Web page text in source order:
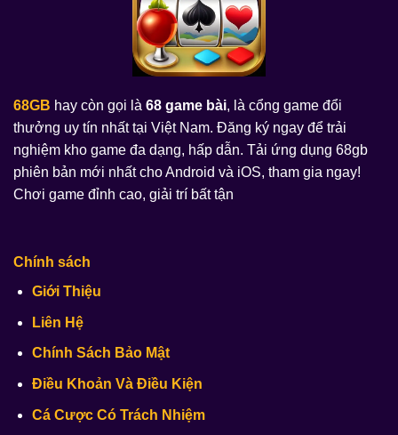
Tiền
Thật
68GB hay còn gọi là 68 game bài, là cổng game đổi
thưởng uy tín nhất tại Việt Nam. Đăng ký ngay để trải
nghiệm kho game đa dạng, hấp dẫn. Tải ứng dụng 68gb
phiên bản mới nhất cho Android và iOS, tham gia ngay!
Chơi game đỉnh cao, giải trí bất tận
Chính sách
Giới Thiệu
Liên Hệ
Chính Sách Bảo Mật
Điều Khoản Và Điều Kiện
Cá Cược Có Trách Nhiệm